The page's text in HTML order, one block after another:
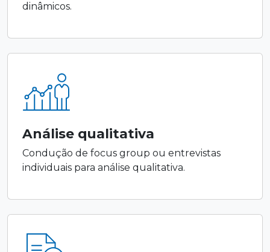
dinâmicos.
Análise qualitativa
Condução de focus group ou entrevistas
individuais para análise qualitativa.